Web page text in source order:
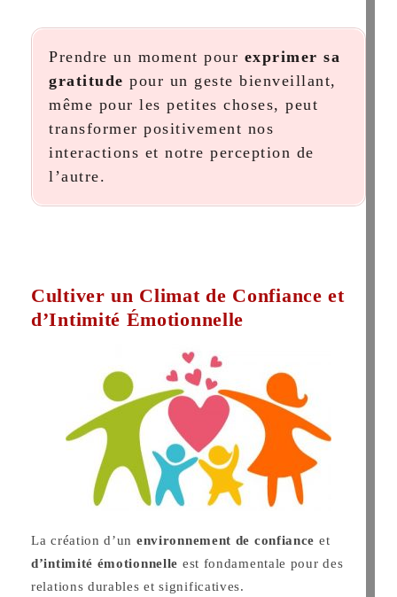
Prendre un moment pour exprimer sa
gratitude pour un geste bienveillant,
même pour les petites choses, peut
transformer positivement nos
interactions et notre perception de
l’autre.
Cultiver un Climat de Confiance et
d’Intimité Émotionnelle
La création d’un environnement de confiance et
d’intimité émotionnelle est fondamentale pour des
relations durables et significatives.